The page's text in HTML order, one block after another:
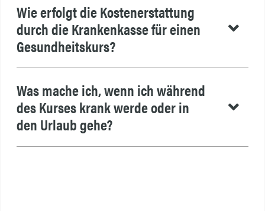
Wie erfolgt die Kostenerstattung
durch die Krankenkasse für einen
Gesundheitskurs?
Was mache ich, wenn ich während
des Kurses krank werde oder in
den Urlaub gehe?